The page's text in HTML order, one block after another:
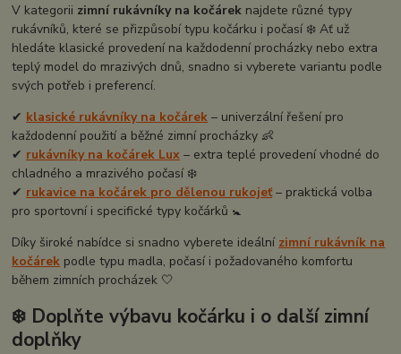
V kategorii zimní rukávníky na kočárek najdete různé typy
rukávníků, které se přizpůsobí typu kočárku i počasí ❄️ Ať už
hledáte klasické provedení na každodenní procházky nebo extra
teplý model do mrazivých dnů, snadno si vyberete variantu podle
svých potřeb i preferencí.
✔ klasické rukávníky na kočárek – univerzální řešení pro
každodenní použití a běžné zimní procházky 👶
✔ rukávníky na kočárek Lux – extra teplé provedení vhodné do
chladného a mrazivého počasí ❄️
✔ rukavice na kočárek pro dělenou rukojeť– praktická volba
pro sportovní i specifické typy kočárků 🚼
Díky široké nabídce si snadno vyberete ideální zimní rukávník na
kočárek podle typu madla, počasí i požadovaného komfortu
během zimních procházek 🤍
❄️ Doplňte výbavu kočárku i o další zimní
doplňky